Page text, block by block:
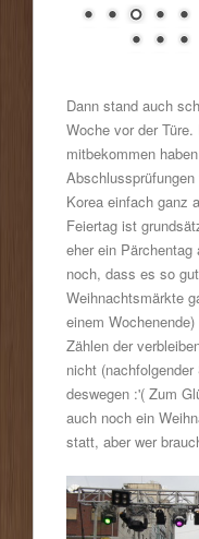
Dann stand auch
Woche vor der
mitbekommen
Korea einfach ganz
Feiertag ist
eher ein
noch, dass es so
Weihnachtsmärkte
einem
Zählen der
nicht
deswegen :'( Zum
auch noch ein
statt, aber wer